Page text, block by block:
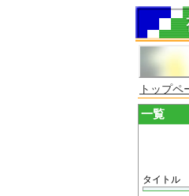
トップペ
一覧
タイトル